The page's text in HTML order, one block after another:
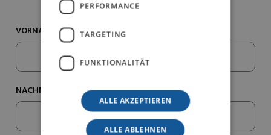
VORNAME*
NACHNAME*
PERFORMANCE
TARGETING
FUNKTIONALITÄT
ALLE AKZEPTIEREN
ALLE ABLEHNEN